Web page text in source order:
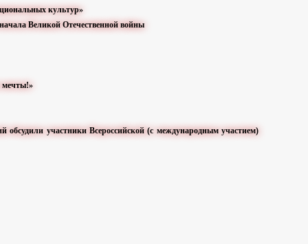
культур»
Великой Отечественной войны
мечты!»
участники Всероссийской (с международным участием)